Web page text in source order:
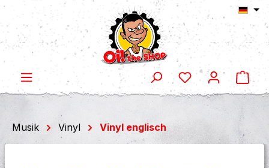
Zum Hauptinhalt springen
Musik Vinyl Vinyl englisch